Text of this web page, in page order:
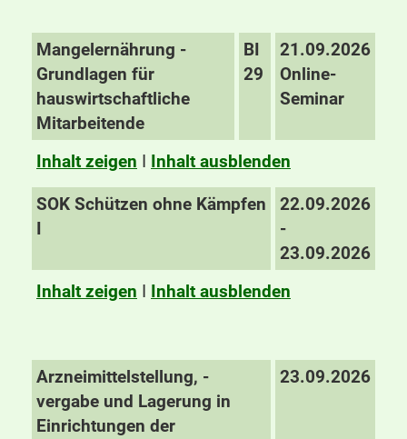
Mangelernährung -
Grundlagen für
hauswirtschaftliche
Mitarbeitende
BI
29
21.09.2026
Online-
Seminar
Inhalt zeigen I Inhalt ausblenden
SOK Schützen ohne Kämpfen
I
22.09.2026
-
23.09.2026
Inhalt zeigen I Inhalt ausblenden
Arzneimittelstellung, -
vergabe und Lagerung in
Einrichtungen der
23.09.2026